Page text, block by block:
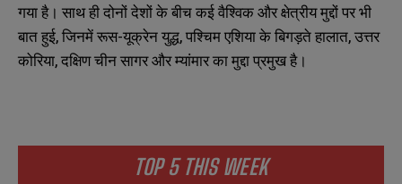
TOP 5 THIS WEEK
गया है। साथ ही दोनों देशों के बीच कई वैश्विक और क्षेत्रीय मुद्दों पर भी
बात हुई, जिनमें रूस-यूक्रेन युद्ध, पश्चिम एशिया के बिगड़ते हालात, उत्तर
कोरिया, दक्षिण चीन सागर और म्यांमार का मुद्दा प्रमुख है।